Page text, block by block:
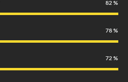
82
78
72